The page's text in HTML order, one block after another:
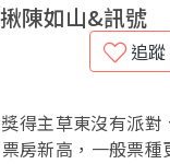
陳如山&訊號
追蹤
得主草東沒有派對
房新高，一般票種